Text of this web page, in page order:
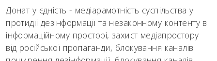
Донат у єдність - медіарамотність суспільства у
протидії дезінформації та незаконному контенту в
інформаційному просторі, захист медіапростору
від російської пропаганди, блокування каналів